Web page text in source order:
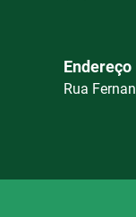
Endereço
Rua